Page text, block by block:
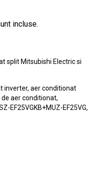
incluse.
split Mitsubishi Electric si
inverter, aer conditionat
aer conditionat,
EF25VGKB+MUZ-EF25VG,